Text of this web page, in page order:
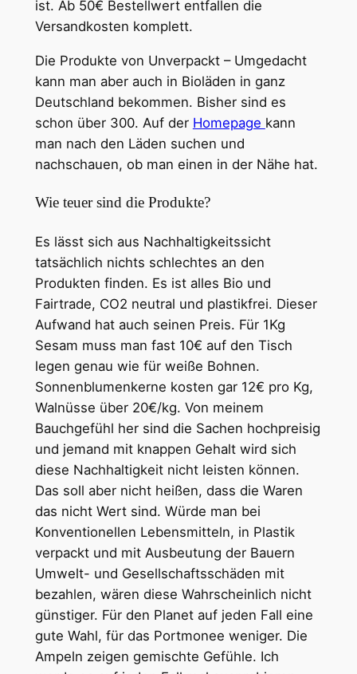
ist. Ab 50€ Bestellwert entfallen die
Versandkosten komplett.
Die Produkte von Unverpackt – Umgedacht
kann man aber auch in Bioläden in ganz
Deutschland bekommen. Bisher sind es
schon über 300. Auf der Homepage kann
man nach den Läden suchen und
nachschauen, ob man einen in der Nähe hat.
Wie teuer sind die Produkte?
Es lässt sich aus Nachhaltigkeitssicht
tatsächlich nichts schlechtes an den
Produkten finden. Es ist alles Bio und
Fairtrade, CO2 neutral und plastikfrei. Dieser
Aufwand hat auch seinen Preis. Für 1Kg
Sesam muss man fast 10€ auf den Tisch
legen genau wie für weiße Bohnen.
Sonnenblumenkerne kosten gar 12€ pro Kg,
Walnüsse über 20€/kg. Von meinem
Bauchgefühl her sind die Sachen hochpreisig
und jemand mit knappen Gehalt wird sich
diese Nachhaltigkeit nicht leisten können.
Das soll aber nicht heißen, dass die Waren
das nicht Wert sind. Würde man bei
Konventionellen Lebensmitteln, in Plastik
verpackt und mit Ausbeutung der Bauern
Umwelt- und Gesellschaftsschäden mit
bezahlen, wären diese Wahrscheinlich nicht
günstiger. Für den Planet auf jeden Fall eine
gute Wahl, für das Portmonee weniger. Die
Ampeln zeigen gemischte Gefühle. Ich